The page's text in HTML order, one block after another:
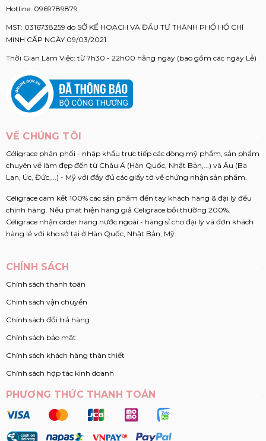
Hotline: 0969789879
MST: 0316738259 do SỞ KẾ HOẠCH VÀ ĐẦU TƯ THÀNH PHỐ HỒ CHÍ
MINH CẤP NGÀY 09/03/2021
Thời Gian Làm Việc: từ 7h30 - 22h00 hằng ngày (bao gồm các ngày Lễ)
VỀ CHÚNG TÔI
Céligrace phân phối - nhập khẩu trực tiếp các dòng mỹ phẩm, sản phẩm
chuyên về làm đẹp đến từ Châu Á (Hàn Quốc, Nhật Bản,...) và Âu (Ba
Lan, Úc, Đức,...) - Mỹ với đầy đủ các giấy tờ về chứng nhận sản phẩm.
Céligrace cam kết 100% các sản phẩm đến tay khách hàng & đại lý đều
chính hãng. Nếu phát hiện hàng giả Céligrace bồi thường 200%.
Céligrace nhận order hàng nước ngoài - hàng sỉ cho đại lý và đơn khách
hàng lẻ với kho sở tại ở Hàn Quốc, Nhật Bản, Mỹ.
CHÍNH SÁCH
Chính sách thanh toán
Chính sách vận chuyển
Chính sách đổi trả hàng
Chính sách bảo mật
Chính sách khách hàng thân thiết
Chính sách hợp tác kinh doanh
PHƯƠNG THỨC THANH TOÁN